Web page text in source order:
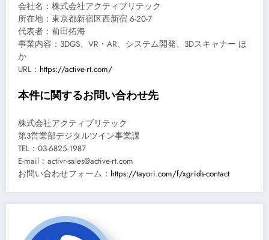
会社名：株式会社アクティブリテック
所在地：東京都新宿区西新宿 6-20-7
代表者：前田拓海
事業内容：3DGS、VR・AR、システム開発、3Dスキャナー ほ
か
URL： https://active-rt.com/
本件に関するお問い合わせ先
株式会社アクティブリテック
第3営業部デジタルツイン事業課
TEL：03-6825-1987
E-mail：activr-sales@active-rt.com
お問い合わせフォーム： https://tayori.com/f/xgrids-contact